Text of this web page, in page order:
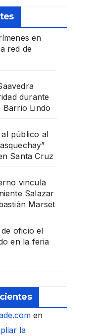
en
red de
durante
Barrio Lindo
público al
Santa Cruz
vincula
Salazar
Marset
de oficio el
en la feria
en
la